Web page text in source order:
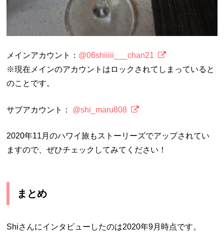
メインアカウント： @06shiiiii___chan21
※現在メインのアカウントはロックされてしまっていると
のことです。
サブアカウント： @shi_maru808
2020年11月のハワイ旅もストーリーズでアップされてい
ますので、ぜひチェックしてみてください！
まとめ
Shiさんにインタビューしたのは2020年9月時点です。